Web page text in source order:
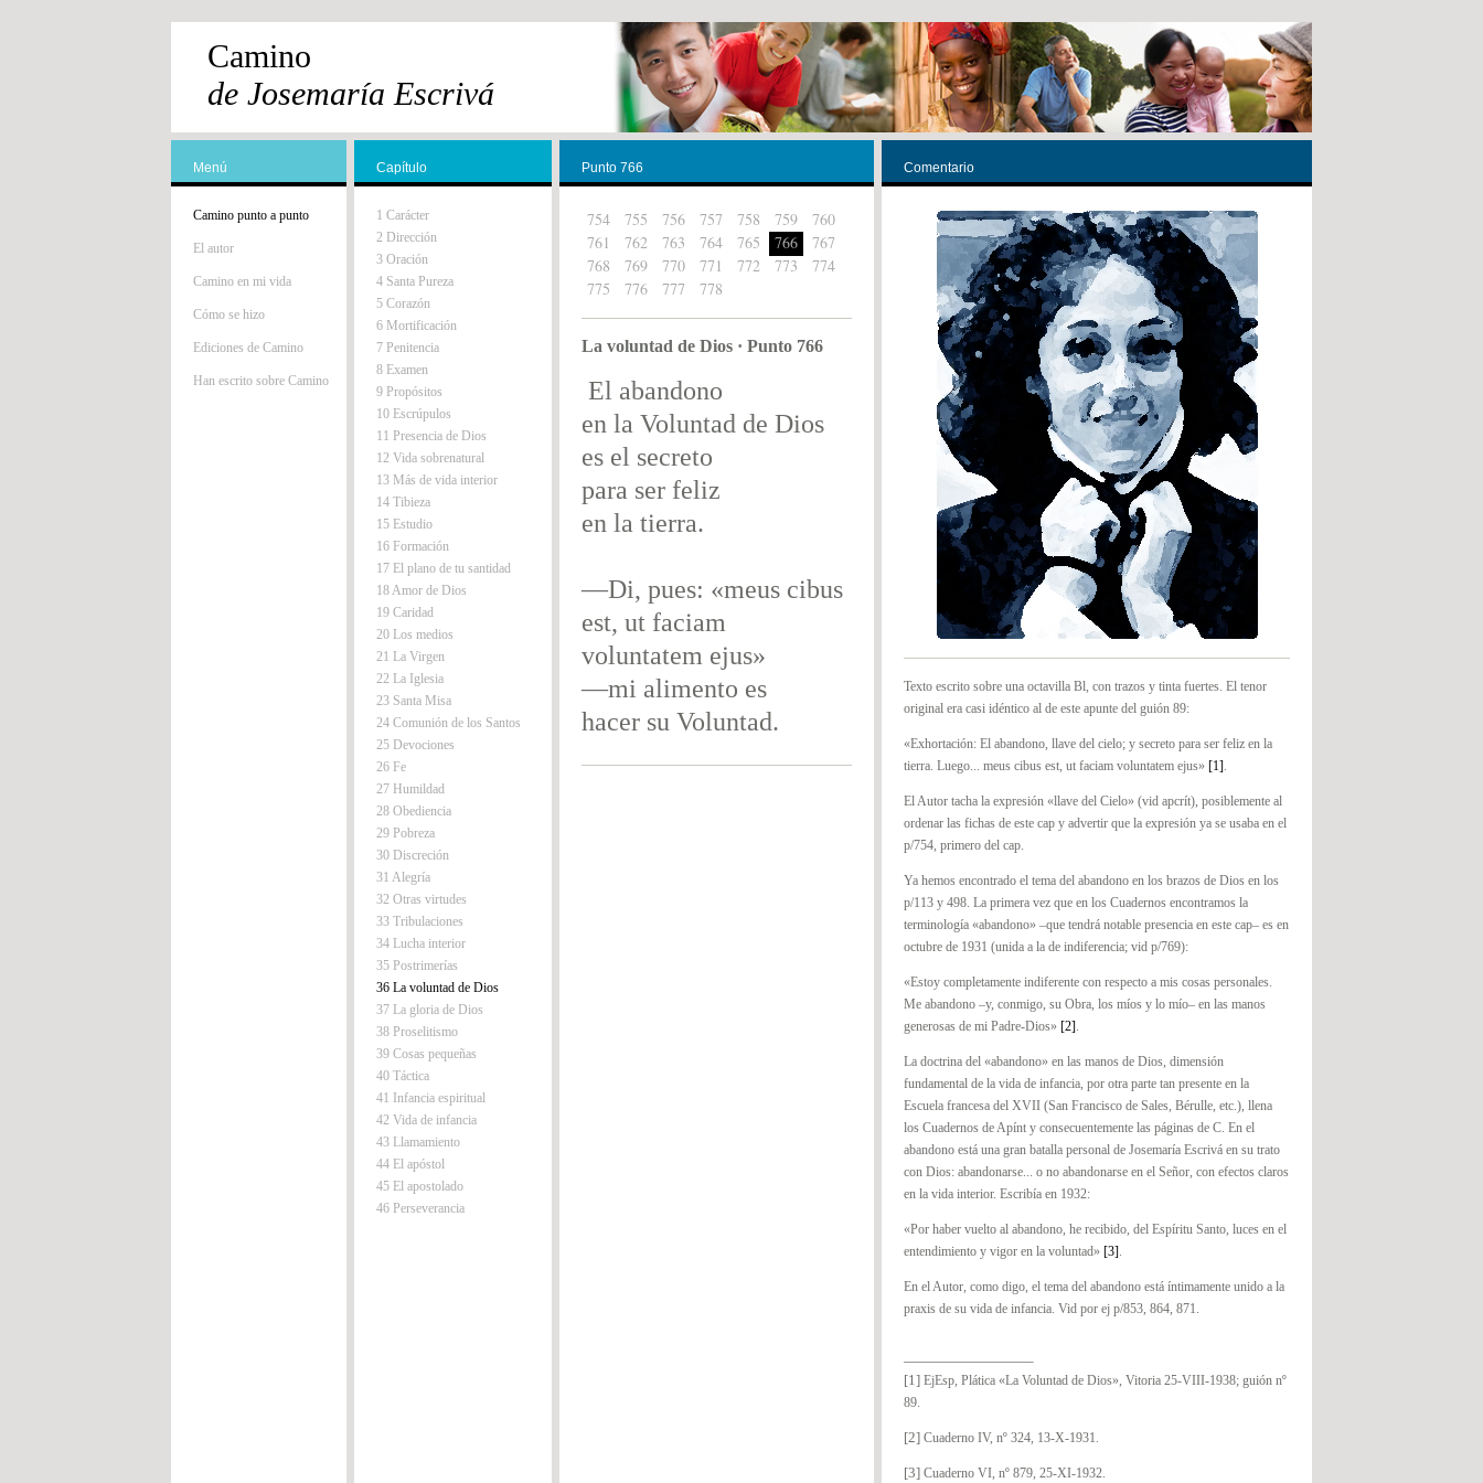
Camino
de Josemaría Escrivá
Menú
Camino punto a punto
El autor
Camino en mi vida
Cómo se hizo
Ediciones de Camino
Han escrito sobre Camino
Capítulo
1 Carácter
2 Dirección
3 Oración
4 Santa Pureza
5 Corazón
6 Mortificación
7 Penitencia
8 Examen
9 Propósitos
10 Escrúpulos
11 Presencia de Dios
12 Vida sobrenatural
13 Más de vida interior
14 Tibieza
15 Estudio
16 Formación
17 El plano de tu santidad
18 Amor de Dios
19 Caridad
20 Los medios
21 La Virgen
22 La Iglesia
23 Santa Misa
24 Comunión de los Santos
25 Devociones
26 Fe
27 Humildad
28 Obediencia
29 Pobreza
30 Discreción
31 Alegría
32 Otras virtudes
33 Tribulaciones
34 Lucha interior
35 Postrimerías
36 La voluntad de Dios
37 La gloria de Dios
38 Proselitismo
39 Cosas pequeñas
40 Táctica
41 Infancia espiritual
42 Vida de infancia
43 Llamamiento
44 El apóstol
45 El apostolado
46 Perseverancia
Punto 766
754 755 756 757 758 759
760
761
762 763 764 765 766
767
768
769 770 771 772 773
774
775
776 777 778
La voluntad de Dios · Punto 766
El abandono
en la Voluntad de Dios
es el secreto
para ser feliz
en la tierra.
—Di, pues: «meus cibus
est, ut faciam
voluntatem ejus»
—mi alimento es
hacer su Voluntad.
Comentario
Texto escrito sobre una octavilla Bl, con trazos y tinta fuertes. El tenor
original era casi idéntico al de este apunte del guión 89:
«Exhortación: El abandono, llave del cielo; y secreto para ser feliz en la
tierra. Luego... meus cibus est, ut faciam voluntatem ejus» [1].
El Autor tacha la expresión «llave del Cielo» (vid apcrít), posiblemente al
ordenar las fichas de este cap y advertir que la expresión ya se usaba en el
p/754, primero del cap.
Ya hemos encontrado el tema del abandono en los brazos de Dios en los
p/113 y 498. La primera vez que en los Cuadernos encontramos la
terminología «abandono» –que tendrá notable presencia en este cap– es en
octubre de 1931 (unida a la de indiferencia; vid p/769):
«Estoy completamente indiferente con respecto a mis cosas personales.
Me abandono –y, conmigo, su Obra, los míos y lo mío– en las manos
generosas de mi Padre-Dios» [2].
La doctrina del «abandono» en las manos de Dios, dimensión
fundamental de la vida de infancia, por otra parte tan presente en la
Escuela francesa del XVII (San Francisco de Sales, Bérulle, etc.), llena
los Cuadernos de Apínt y consecuentemente las páginas de C. En el
abandono está una gran batalla personal de Josemaría Escrivá en su trato
con Dios: abandonarse... o no abandonarse en el Señor, con efectos claros
en la vida interior. Escribía en 1932:
«Por haber vuelto al abandono, he recibido, del Espíritu Santo, luces en el
entendimiento y vigor en la voluntad» [3].
En el Autor, como digo, el tema del abandono está íntimamente unido a la
praxis de su vida de infancia. Vid por ej p/853, 864, 871.
[1] EjEsp, Plática «La Voluntad de Dios», Vitoria 25-VIII-1938; guión nº
89.
[2] Cuaderno IV, nº 324, 13-X-1931.
[3] Cuaderno VI, nº 879, 25-XI-1932.